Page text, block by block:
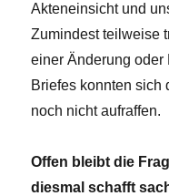
Akteneinsicht und
Zumindest teilweise
einer Änderung oder
Briefes konnten sich
noch nicht aufraffen.
Offen bleibt die
diesmal schafft